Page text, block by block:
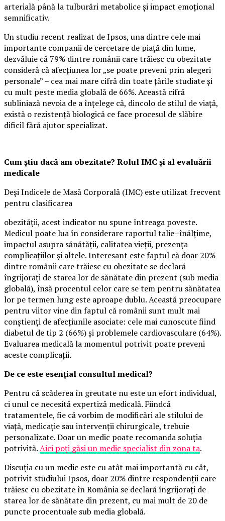
arterială până la tulburări metabolice și impact emoțional
semnificativ.
Un studiu recent realizat de Ipsos, una dintre cele mai
importante companii de cercetare de piață din lume,
dezvăluie că 79% dintre românii care trăiesc cu obezitate
consideră că afecțiunea lor „se poate preveni prin alegeri
personale” – cea mai mare cifră din toate țările studiate și
cu mult peste media globală de 66%. Această cifră
subliniază nevoia de a înțelege că, dincolo de stilul de viață,
există o rezistență biologică ce face procesul de slăbire
dificil fără ajutor specializat.
Cum știu dacă am obezitate? Rolul IMC și al evaluării
medicale
Deși Indicele de Masă Corporală (IMC) este utilizat frecvent
pentru clasificarea
obezității, acest indicator nu spune întreaga poveste.
Medicul poate lua în considerare raportul talie–înălțime,
impactul asupra sănătății, calitatea vieții, prezența
complicațiilor și altele. Interesant este faptul că doar 20%
dintre românii care trăiesc cu obezitate se declară
îngrijorați de starea lor de sănătate din prezent (sub media
globală), însă procentul celor care se tem pentru sănătatea
lor pe termen lung este aproape dublu. Această preocupare
pentru viitor vine din faptul că românii sunt mult mai
conștienți de afecțiunile asociate: cele mai cunoscute fiind
diabetul de tip 2 (66%) și problemele cardiovasculare (64%).
Evaluarea medicală la momentul potrivit poate preveni
aceste complicații.
De ce este esențial consultul medical?
Pentru că scăderea în greutate nu este un efort individual,
ci unul ce necesită expertiză medicală. Fiindcă
tratamentele, fie că vorbim de modificări ale stilului de
viață, medicație sau intervenții chirurgicale, trebuie
personalizate. Doar un medic poate recomanda soluția
potrivită.Aici poți găsi un medic specialist din zona ta.
Discuția cu un medic este cu atât mai importantă cu cât,
potrivit studiului Ipsos, doar 20% dintre respondenții care
trăiesc cu obezitate în România se declară îngrijorați de
starea lor de sănătate din prezent, cu mai mult de 20 de
puncte procentuale sub media globală.